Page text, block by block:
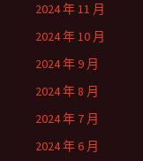
2024 年 11 月
2024 年 10 月
2024 年 9 月
2024 年 8 月
2024 年 7 月
2024 年 6 月